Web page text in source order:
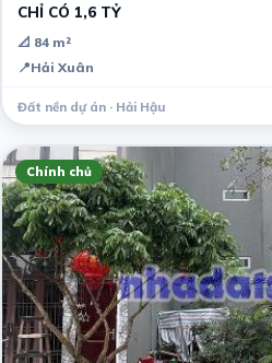
CHỈ CÓ 1,6 TỶ
📐 84 m²
📍Hải Xuân
Đất nền dự án · Hải Hậu
Chính chủ